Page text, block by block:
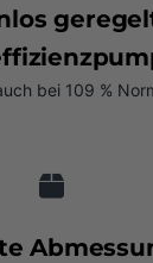
bei 109 %